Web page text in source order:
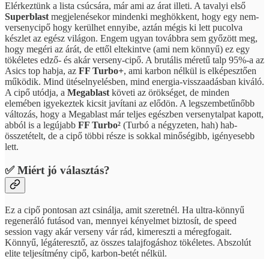
Elérkeztünk a lista csúcsára, már ami az árat illeti. A tavalyi első
Superblast megjelenésekor mindenki meghökkent, hogy egy nem-
versenycipő hogy kerülhet ennyibe, aztán mégis ki lett pucolva
készlet az egész világon. Engem ugyan továbbra sem győzött meg,
hogy megéri az árát, de ettől eltekintve (ami nem könnyű) ez egy
tökéletes edző- és akár verseny-cipő. A brutális méretű talp 95%-a az
Asics top habja, az FF Turbo+, ami karbon nélkül is elképesztően
működik. Mind ütéselnyelésben, mind energia-visszaadásban kiváló.
A cipő utódja, a Megablast követi az örökséget, de minden
elemében igyekeztek kicsit javítani az elődön. A legszembetűnőbb
változás, hogy a Megablast már teljes egészben versenytalpat kapott,
abból is a legújabb FF Turbo² (Turbó a négyzeten, hah) hab-
összetételt, de a cipő többi része is sokkal minőségibb, igényesebb
lett.
✅ Miért jó választás?
Ez a cipő pontosan azt csinálja, amit szeretnél. Ha ultra-könnyű
regeneráló futásod van, mennyei kényelmet biztosít, de speed
session vagy akár verseny vár rád, kimereszti a méregfogait.
Könnyű, légáteresztő, az összes talajfogáshoz tökéletes. Abszolút
elite teljesítmény cipő, karbon-betét nélkül.